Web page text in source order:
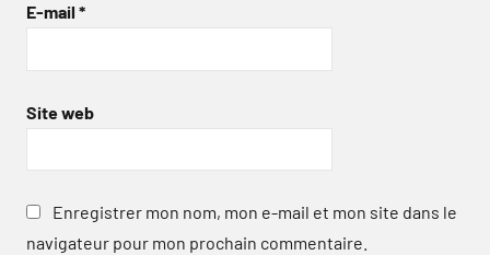
E-mail *
Site web
Enregistrer mon nom, mon e-mail et mon site dans le
navigateur pour mon prochain commentaire.